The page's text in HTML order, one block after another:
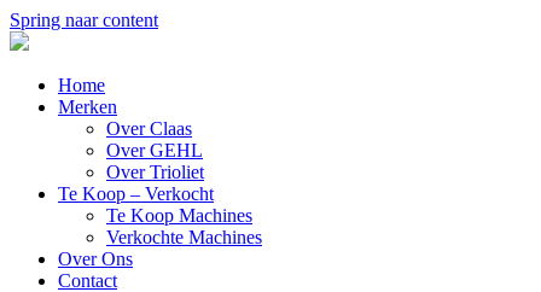
Spring naar content
Home
Merken
Over Claas
Over GEHL
Over Trioliet
Te Koop – Verkocht
Te Koop Machines
Verkochte Machines
Over Ons
Contact